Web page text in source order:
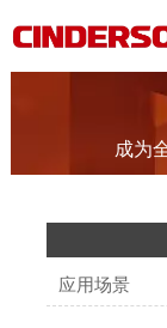
成为
应用场景